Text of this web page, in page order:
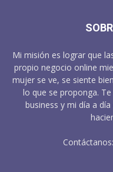
Mi misión es lograr que
propio negocio online
mujer se ve, se siente
lo que se proponga.
business y mi día a
Contáctanos: